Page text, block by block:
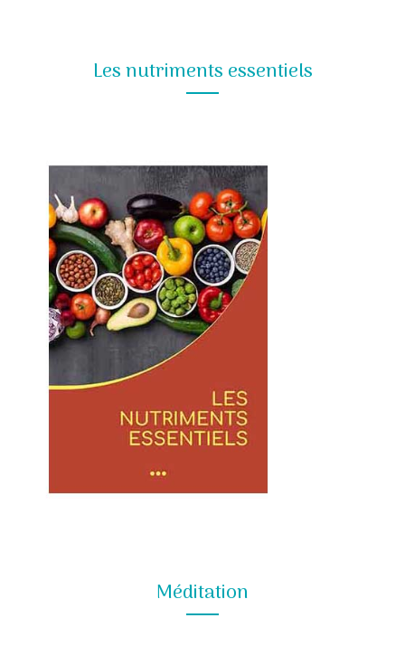
Les nutriments essentiels
Méditation